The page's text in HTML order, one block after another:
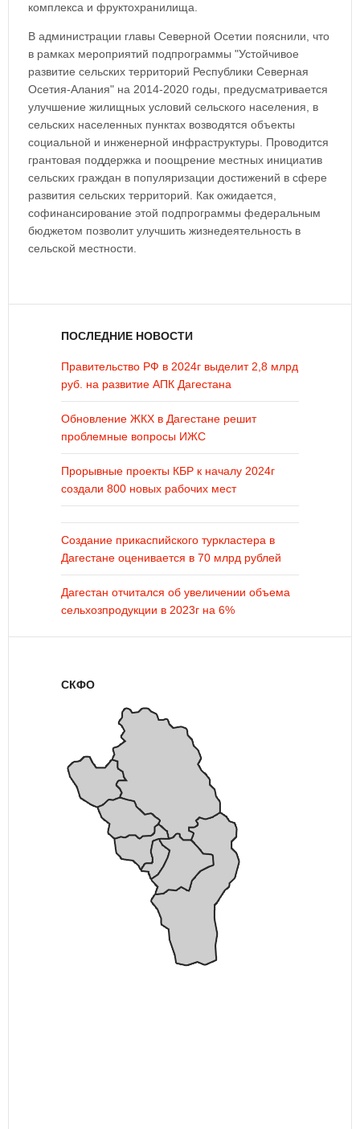
комплекса и фруктохранилища.
В администрации главы Северной Осетии пояснили, что
в рамках мероприятий подпрограммы "Устойчивое
развитие сельских территорий Республики Северная
Осетия-Алания" на 2014-2020 годы, предусматривается
улучшение жилищных условий сельского населения, в
сельских населенных пунктах возводятся объекты
социальной и инженерной инфраструктуры. Проводится
грантовая поддержка и поощрение местных инициатив
сельских граждан в популяризации достижений в сфере
развития сельских территорий. Как ожидается,
софинансирование этой подпрограммы федеральным
бюджетом позволит улучшить жизнедеятельность в
сельской местности.
ПОСЛЕДНИЕ НОВОСТИ
Правительство РФ в 2024г выделит 2,8 млрд
руб. на развитие АПК Дагестана
Обновление ЖКХ в Дагестане решит
проблемные вопросы ИЖС
Прорывные проекты КБР к началу 2024г
создали 800 новых рабочих мест
Создание прикаспийского туркластера в
Дагестане оценивается в 70 млрд рублей
Дагестан отчитался об увеличении объема
сельхозпродукции в 2023г на 6%
СКФО